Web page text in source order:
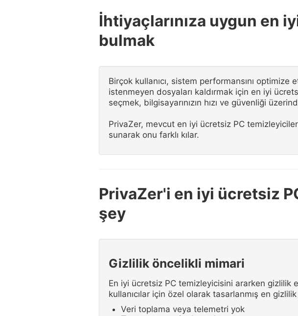
İhtiyaçlarınıza uygun en
bulmak
Birçok kullanıcı, sistem performansını
istenmeyen dosyaları kaldırmak için en iyi
seçmek, bilgisayarınızın hızı ve güvenliği
PrivaZer, mevcut en iyi ücretsiz PC
sunarak onu farklı kılar.
PrivaZer'i en iyi ücretsiz
şey
Gizlilik öncelikli mimari
En iyi ücretsiz PC temizleyicisini ararken gizlilik
kullanıcılar için özel olarak tasarlanmış en
Veri toplama veya telemetri yok